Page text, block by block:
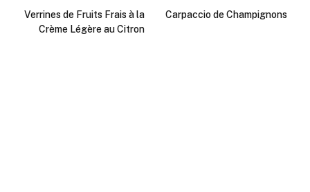
Verrines de Fruits Frais à la
Crème Légère au Citron
Carpaccio de Champignons